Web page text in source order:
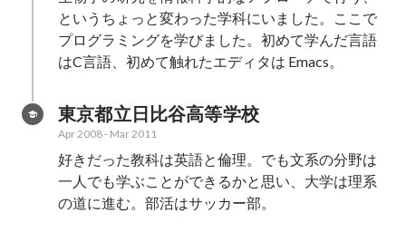
というちょっと変わった学科にいました。ここで
プログラミングを学びました。初めて学んだ言語
はC言語、初めて触れたエディタは Emacs。
東京都立日比谷高等学校
Apr 2008- Mar 2011
好きだった教科は英語と倫理。でも文系の分野は
一人でも学ぶことができるかと思い、大学は理系
の道に進む。部活はサッカー部。